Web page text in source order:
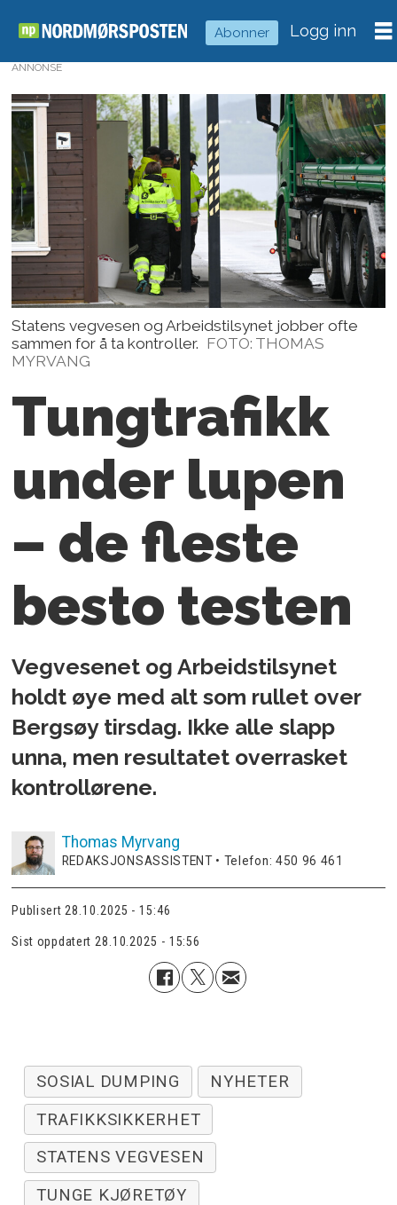
Abonner Logg inn
ANNONSE
Statens vegvesen og Arbeidstilsynet jobber ofte
sammen for å ta kontroller. FOTO: THOMAS
MYRVANG
Tungtrafikk
under lupen
– de fleste
besto testen
Vegvesenet og Arbeidstilsynet
holdt øye med alt som rullet over
Bergsøy tirsdag. Ikke alle slapp
unna, men resultatet overrasket
kontrollørene.
Thomas Myrvang
REDAKSJONSASSISTENT • Telefon: 450 96 461
Publisert 28.10.2025 - 15:46
Sist oppdatert 28.10.2025 - 15:56
SOSIAL DUMPING
NYHETER
TRAFIKKSIKKERHET
STATENS VEGVESEN
TUNGE KJØRETØY